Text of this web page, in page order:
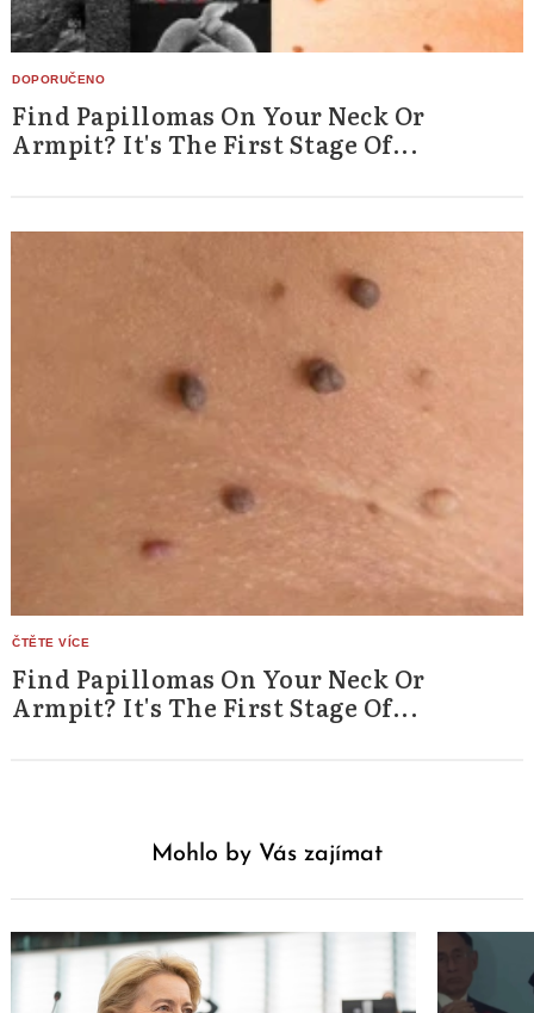
Find Papillomas On Your Neck Or
Armpit? It's The First Stage Of...
Find Papillomas On Your Neck Or
Armpit? It's The First Stage Of...
Mohlo by Vás zajímat